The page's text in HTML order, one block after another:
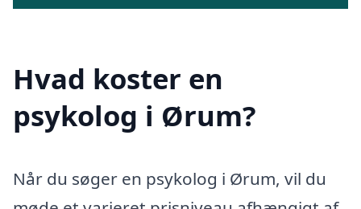
Hvad koster en
psykolog i Ørum?
Når du søger en psykolog i Ørum, vil du